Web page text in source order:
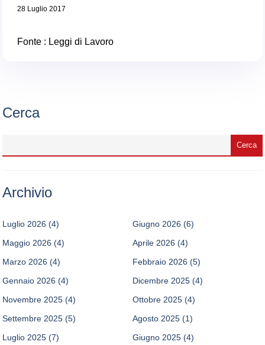
28 Luglio 2017
Fonte : Leggi di Lavoro
Cerca
Archivio
Luglio 2026 (4) Giugno 2026 (6)
Maggio 2026 (4) Aprile 2026 (4)
Marzo 2026 (4) Febbraio 2026 (5)
Gennaio 2026 (4) Dicembre 2025 (4)
Novembre 2025 (4) Ottobre 2025 (4)
Settembre 2025 (5) Agosto 2025 (1)
Luglio 2025 (7) Giugno 2025 (4)